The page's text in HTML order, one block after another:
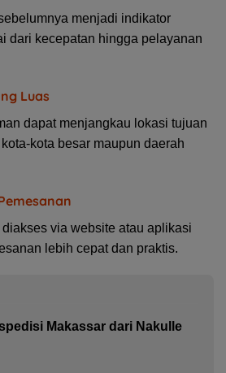
menjadi indikator
dari kecepatan hingga pelayanan
Luas
dapat menjangkau lokasi tujuan
kota besar maupun daerah
via website atau aplikasi
lebih cepat dan praktis.
Makassar dari Nakulle